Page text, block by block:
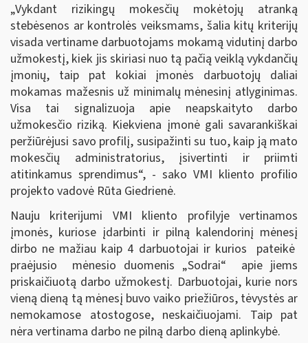
„Vykdant rizikingų mokesčių mokėtojų atranką
stebėsenos ar kontrolės veiksmams, šalia kitų kriterijų
visada vertiname darbuotojams mokamą vidutinį darbo
užmokestį, kiek jis skiriasi nuo tą pačią veiklą vykdančių
įmonių, taip pat kokiai įmonės darbuotojų daliai
mokamas mažesnis už minimalų mėnesinį atlyginimas.
Visa tai signalizuoja apie neapskaityto darbo
užmokesčio riziką. Kiekviena įmonė gali savarankiškai
peržiūrėjusi savo profilį, susipažinti su tuo, kaip ją mato
mokesčių administratorius, įsivertinti ir priimti
atitinkamus sprendimus“, - sako VMI kliento profilio
projekto vadovė Rūta Giedrienė.
Nauju kriterijumi VMI kliento profilyje vertinamos
įmonės, kuriose įdarbinti ir pilną kalendorinį mėnesį
dirbo ne mažiau kaip 4 darbuotojai ir kurios pateikė
praėjusio mėnesio duomenis „Sodrai“ apie jiems
priskaičiuotą darbo užmokestį. Darbuotojai, kurie nors
vieną dieną tą mėnesį buvo vaiko priežiūros, tėvystės ar
nemokamose atostogose, neskaičiuojami. Taip pat
nėra vertinama darbo ne pilną darbo dieną aplinkybė.